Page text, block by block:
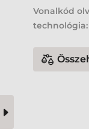
Vonalkód
technológia: